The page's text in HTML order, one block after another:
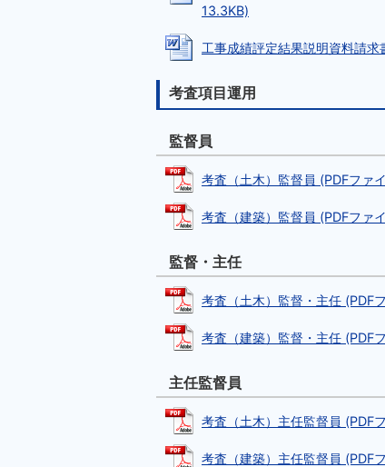
13.3KB)
工事成績評定結果説明資料請
考査項目運用
監督員
考査（土木）監督員 (PDFファ
考査（建築）監督員 (PDFファ
監督・主任
考査（土木）監督・主任 (PDF
考査（建築）監督・主任 (PDF
主任監督員
考査（土木）主任監督員 (PDF
考査（建築）主任監督員 (PDF